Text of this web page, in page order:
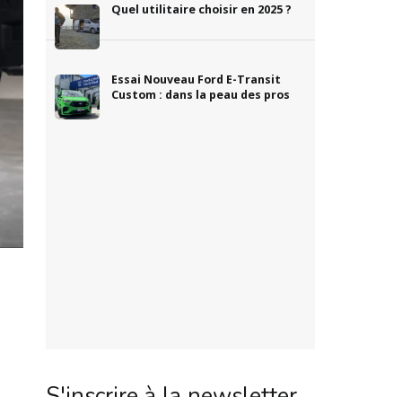
Quel utilitaire choisir en 2025 ?
Essai Nouveau Ford E-Transit
Custom : dans la peau des pros